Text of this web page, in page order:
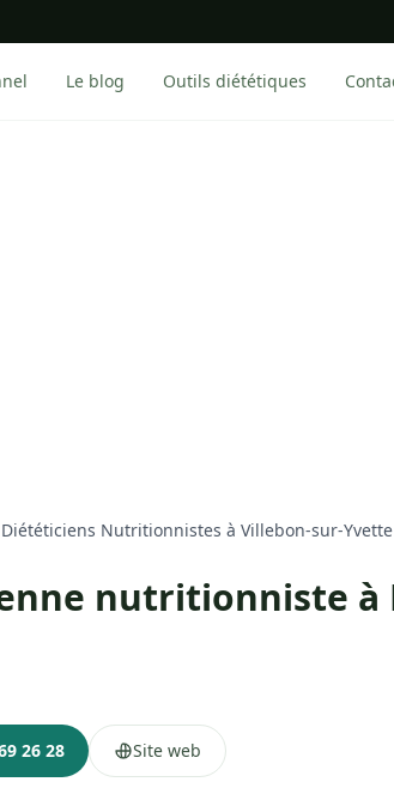
Le blog Outils diététiques
Diététiciens Nutritionnistes à Villebon-sur-Yvette
nutritionniste à
26 28 Site web